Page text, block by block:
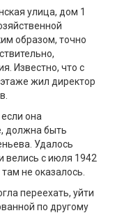
улица, дом 1
образом, точно
Известно, что с
жил директор
она
должна быть
Удалось
велись с июля 1942
не оказалось.
переехать, уйти
по другому